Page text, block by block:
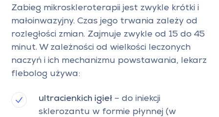
Zabieg mikroskleroterapii jest zwykle krótki i
małoinwazyjny. Czas jego trwania zależy od
rozległości zmian. Zajmuje zwykle od 15 do 45
minut. W zależności od wielkości leczonych
naczyń i ich mechanizmu powstawania, lekarz
flebolog używa:
ultracienkich igieł – do iniekcji
sklerozantu w formie płynnej (w